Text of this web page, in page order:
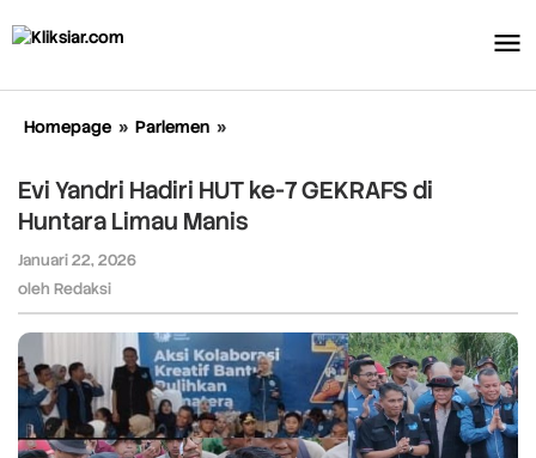
ke
Homepage » Parlemen »
Hadiri
HUT
ke-
Huntara
Limau
Manis
Evi Yandri Hadiri HUT ke-7 GEKRAFS di
Huntara Limau Manis
Januari 22, 2026
oleh Redaksi